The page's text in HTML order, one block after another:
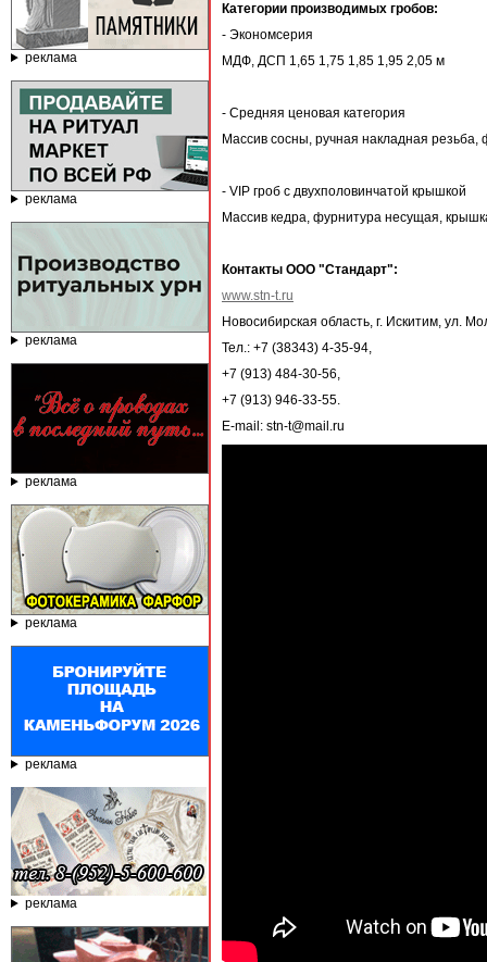
реклама
реклама
реклама
реклама
реклама
реклама
реклама
Категории производимых гробов:
- Экономсерия
МДФ, ДСП 1,65 1,75 1,85 1,95 2,05 м
- Средняя ценовая категория
Массив сосны, ручная накладная
- VIP гроб с двухполовинчатой крышкой
Массив кедра, фурнитура несущая,
Контакты ООО "Стандарт":
www.stn-t.ru
Новосибирская область, г. Искитим, ул.
Тел.: +7 (38343) 4-35-94,
+7 (913) 484-30-56,
+7 (913) 946-33-55.
E-mail: stn-t@mail.ru